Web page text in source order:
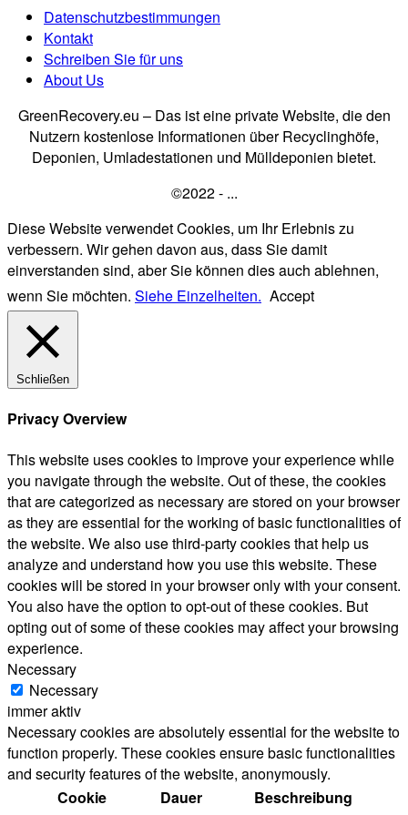
Datenschutzbestimmungen
Kontakt
Schreiben Sie für uns
About Us
GreenRecovery.eu – Das ist eine private Website, die den
Nutzern kostenlose Informationen über Recyclinghöfe,
Deponien, Umladestationen und Mülldeponien bietet.
©2022 - ...
Diese Website verwendet Cookies, um Ihr Erlebnis zu
verbessern. Wir gehen davon aus, dass Sie damit
einverstanden sind, aber Sie können dies auch ablehnen,
wenn Sie möchten. Siehe Einzelheiten. Accept
Schließen
Privacy Overview
This website uses cookies to improve your experience while
you navigate through the website. Out of these, the cookies
that are categorized as necessary are stored on your browser
as they are essential for the working of basic functionalities of
the website. We also use third-party cookies that help us
analyze and understand how you use this website. These
cookies will be stored in your browser only with your consent.
You also have the option to opt-out of these cookies. But
opting out of some of these cookies may affect your browsing
experience.
Necessary
Necessary
immer aktiv
Necessary cookies are absolutely essential for the website to
function properly. These cookies ensure basic functionalities
and security features of the website, anonymously.
Cookie
Dauer
Beschreibung